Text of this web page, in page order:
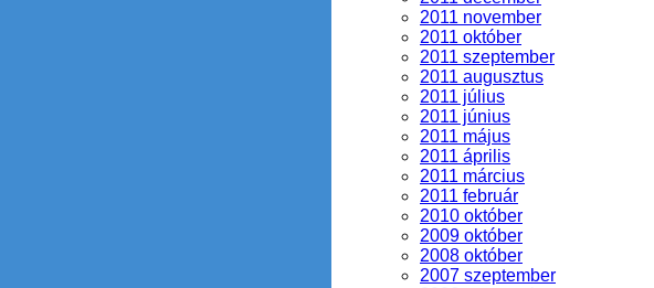
2011 november
2011 október
2011 szeptember
2011 augusztus
2011 július
2011 június
2011 május
2011 április
2011 március
2011 február
2010 október
2009 október
2008 október
2007 szeptember